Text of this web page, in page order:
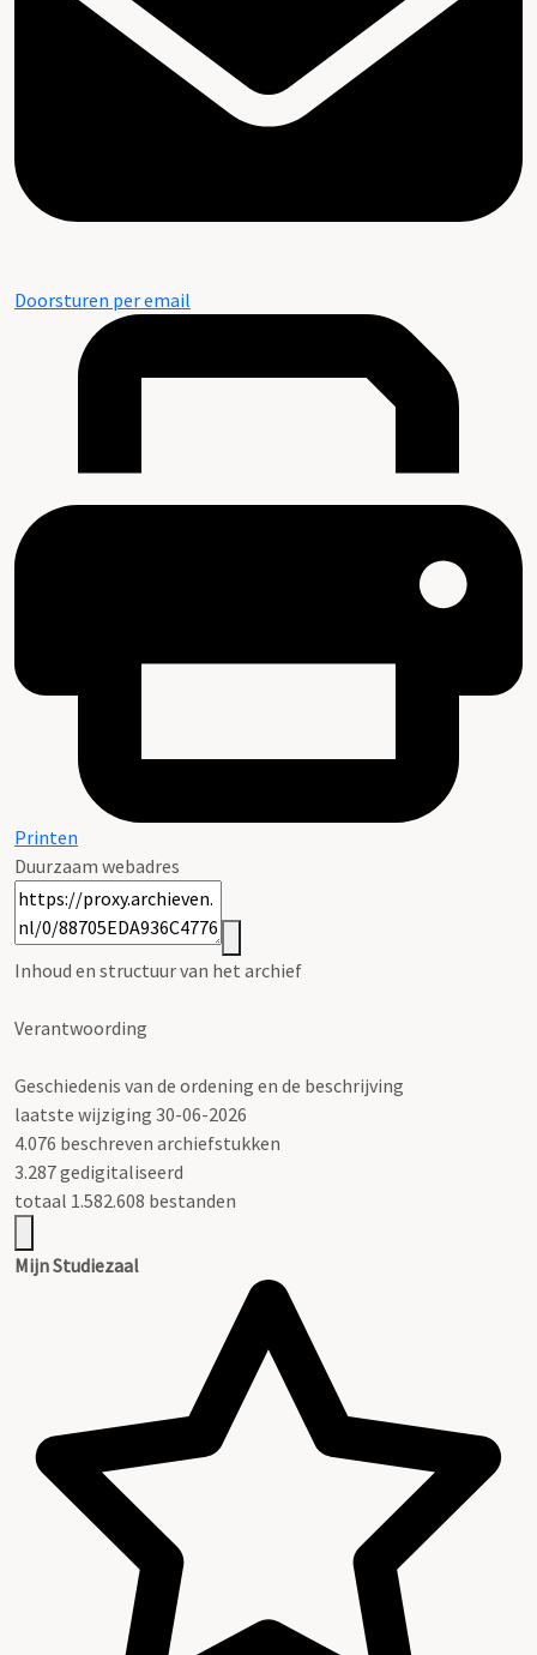
Doorsturen per email
Printen
Duurzaam webadres
Inhoud en structuur van het archief
Verantwoording
Geschiedenis van de ordening en de beschrijving
laatste wijziging 30-06-2026
4.076 beschreven archiefstukken
3.287 gedigitaliseerd
totaal 1.582.608 bestanden
Mijn Studiezaal